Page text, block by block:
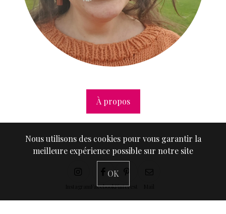
À propos
FacebookPinterest
Nous utilisons des cookies pour vous garantir la
meilleure expérience possible sur notre site
OK